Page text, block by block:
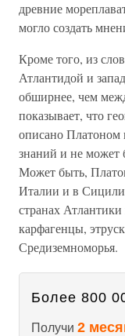
древние
могло создать
Кроме того, из
Атлантидой и
обширнее, чем
показывает, что
описано Платоном
знаний и не может
Может быть,
Италии и в
странах
карфагенцы,
Средиземноморья.
Более 800
Получи 2